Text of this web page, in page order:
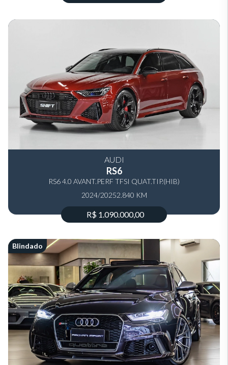
AUDI
RS6
RS6 4.0 AVANT.PERF TFSI QUAT.TIP.(HIB)
2024/20252.840 KM
R$ 1.090.000,00
Blindado